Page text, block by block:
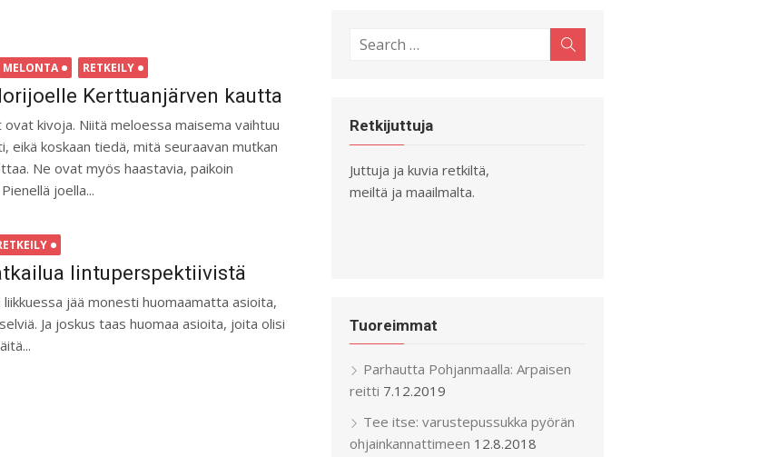
MELONTA RETKEILY
Kerttuanjärven kautta
kivoja. Niitä meloessa maisema vaihtuu
eikä koskaan tiedä, mitä seuraavan mutkan
Ne ovat myös haastavia, paikoin
joella...
lintuperspektiivistä
jää monesti huomaamatta asioita,
Ja joskus taas huomaa asioita, joita olisi
Search
Retkijuttuja
Juttuja ja kuvia retkiltä,
meiltä ja maailmalta.
Tuoreimmat
Parhautta Pohjanmaalla: Arpaisen
reitti 7.12.2019
Tee itse: varustepussukka pyörän
ohjainkannattimeen 12.8.2018